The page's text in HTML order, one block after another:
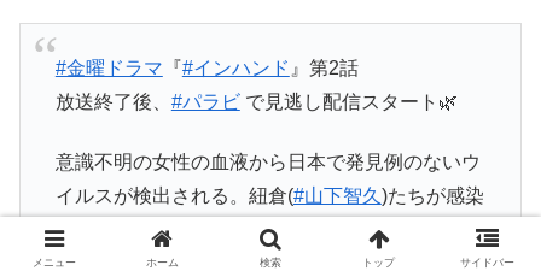
#金曜ドラマ 『#インハンド 』第2話
放送終了後、 #パラビで見逃し配信スタート🌿
意識不明の女性の血液から日本で発見例のないウ
イルスが検出される。紐倉(#山下智久 )たちが感染
ルートを調べると、予想外の事実が･･･。
第1話も配信中✨▷
https://t.co/rkZrWekQNc #濱田
メニュー ホーム 検索 トップ サイドバー